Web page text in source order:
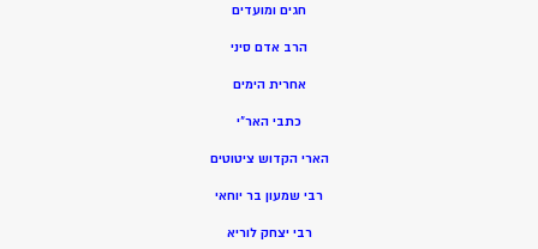
חגים ומועדים
הרב אדם סיני
אחרית הימים
כתבי האר”י
הארי הקדוש ציטוטים
רבי שמעון בר יוחאי
רבי יצחק לוריא